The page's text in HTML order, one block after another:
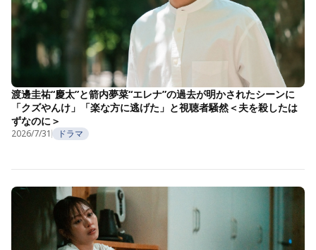
渡邊圭祐“慶太”と箭内夢菜“エレナ”の過去が明かされたシーンに
「クズやんけ」「楽な方に逃げた」と視聴者騒然＜夫を殺したは
ずなのに＞
2026/7/31 ドラマ